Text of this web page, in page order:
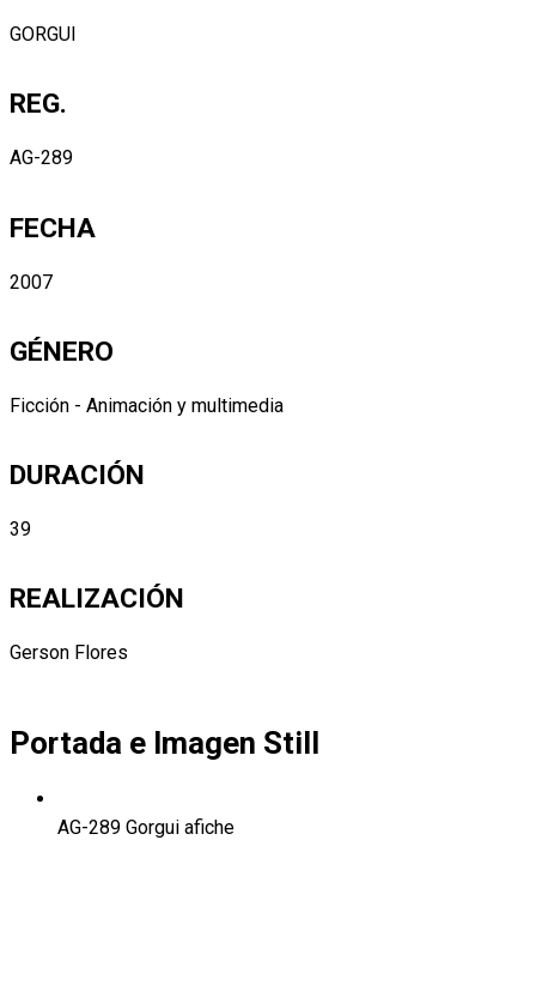
GORGUI
REG.
AG-289
FECHA
2007
GÉNERO
Ficción - Animación y multimedia
DURACIÓN
39
REALIZACIÓN
Gerson Flores
Portada e Imagen Still
AG-289 Gorgui afiche